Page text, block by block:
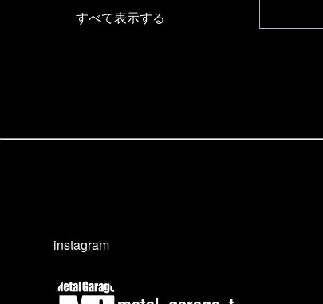
すべて表示する
instagram